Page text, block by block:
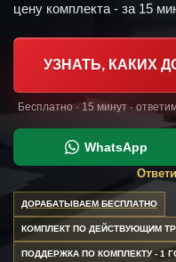
цену комплекта - за 15
УЗНАТЬ, КАКИХ
Бесплатно · 15 минут ·
WhatsApp
ДОРАБАТЫВАЕМ БЕСПЛАТНО
КОМПЛЕКТ ПО ДЕЙСТВУЮЩИМ
ПОДДЕРЖКА ПО КОМПЛЕКТУ - 1